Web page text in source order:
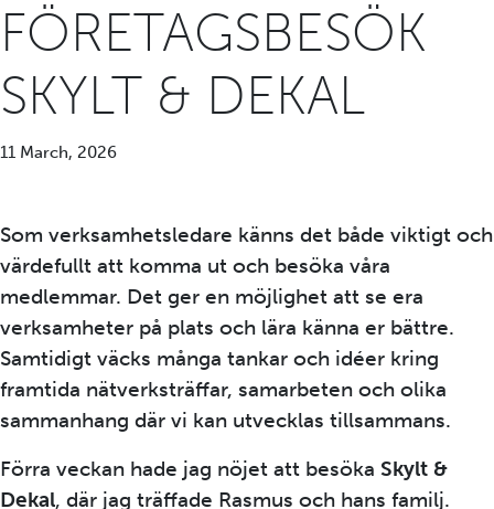
FÖRETAGSBESÖK
SKYLT & DEKAL
11 March, 2026
Som verksamhetsledare känns det både viktigt och
värdefullt att komma ut och besöka våra
medlemmar. Det ger en möjlighet att se era
verksamheter på plats och lära känna er bättre.
Samtidigt väcks många tankar och idéer kring
framtida nätverksträffar, samarbeten och olika
sammanhang där vi kan utvecklas tillsammans.
Förra veckan hade jag nöjet att besöka Skylt &
Dekal, där jag träffade Rasmus och hans familj.